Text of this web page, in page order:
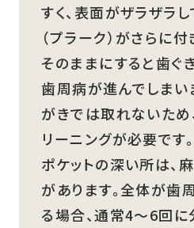
すく、表面がザラザラ
（プラーク）がさらに付
そのままにすると歯ぐ
歯周病が進んでしまい
がきでは取れないため
リーニングが必要です。
ポケットの深い所は、
があります。全体が歯
る場合、通常4～6回に